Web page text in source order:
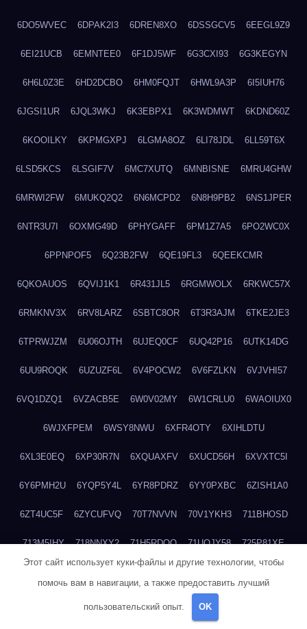
6DO5WVEC 6DPAK2I3 6DREN8XO 6DSSGCV5 6EEGL9Z9
6EI21UCB 6EMNTEE0 6F1DJ5WF 6G3CXI93 6G3KEGYN
6H6L0Z3E 6HD2DCBO 6HM0FQJT 6HWL9A3P 6I5IUH76
6JGSI1UR 6JQL3WKJ 6K3EBPX1 6K3WDMWT 6KDND60Z
6KOOILKY 6KPMGXPJ 6LGMA8OZ 6LI78JDL 6LL59T6X
6LSD5KCS 6LSGIF7V 6MC7XUTQ 6MNBISNE 6MRU4GHW
6MRWI2FW 6MUKQ2Q2 6N6MCPD2 6N8H9PB2 6NS1JPER
6NTR3U7I 6OXMG49D 6PHYGAFF 6PM1Z7A5 6PO2WC0X
6PPNPOF5 6Q23B2FW 6QE19FL3 6QEEKCMR
6QKOAUOS 6QVIJ1K1 6R431JL5 6RGMWOLX 6RKWC57X
6RMKNV3X 6RV8LARZ 6SBTC8OR 6T3R3AJM 6TKE2JE3
6TPRWJZM 6U06OJTH 6UJEQ0CF 6UQ42P16 6UTK14DG
6UU9ROQK 6UZUZF6L 6V4POCW2 6V6FZLKN 6VJVHI57
6VQ1DZQ1 6VZACB5E 6W0V02MY 6W1CRLU0 6WAOIUX0
6WJXFPEM 6WSY8NWU 6XFR4OTY 6XIHLDTU
6XL3E0EQ 6XP30R7N 6XQUAXFV 6XUCD56H 6XVXTC5I
6Y6PMH2U 6YQP5Y4L 6YR8PDRZ 6YY0PXBC 6ZISH1A0
6ZT4UC5F 6ZYCUFVQ 70T7NVVN 70V1YKH3 711BHOSD
713M5IHY 718NNXY2 71H5RDOO 71UQJY58 725P81XE
Этот сайт использует куки-файлы и другие технологии, чтобы
помочь вам в навигации, а также предоставить лучший
пользовательский опыт. OK